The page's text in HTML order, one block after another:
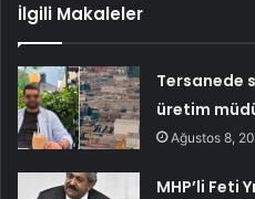
İlgili Makaleler
Tersanede
üretim
Ağustos 8,
MHP’li Feti